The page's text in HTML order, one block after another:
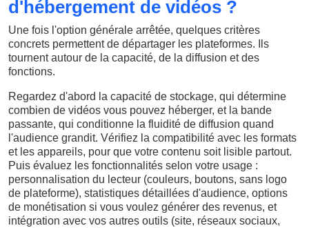
d'hébergement de vidéos ?
Une fois l'option générale arrêtée, quelques critères
concrets permettent de départager les plateformes. Ils
tournent autour de la capacité, de la diffusion et des
fonctions.
Regardez d'abord la capacité de stockage, qui détermine
combien de vidéos vous pouvez héberger, et la bande
passante, qui conditionne la fluidité de diffusion quand
l'audience grandit. Vérifiez la compatibilité avec les formats
et les appareils, pour que votre contenu soit lisible partout.
Puis évaluez les fonctionnalités selon votre usage :
personnalisation du lecteur (couleurs, boutons, sans logo
de plateforme), statistiques détaillées d'audience, options
de monétisation si vous voulez générer des revenus, et
intégration avec vos autres outils (site, réseaux sociaux,